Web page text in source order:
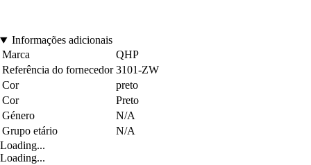
Informações adicionais
Marca
QHP
Referência do fornecedor 3101-ZW
Cor
preto
Cor
Preto
Género
N/A
Grupo etário
N/A
Loading...
Loading...